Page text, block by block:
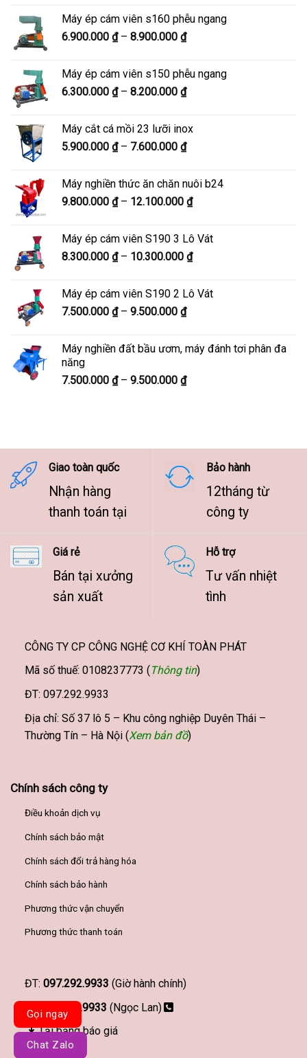
8.500.000 ₫
Máy ép cám viên s160 phễu ngang
6.900.000 ₫ – 8.900.000 ₫Khoảng
từ
6.900.000 ₫
đến
Máy ép cám viên s150 phễu ngang
6.300.000 ₫ – 8.200.000 ₫Khoảng
6.300.000 ₫
đến
Máy cắt cá mồi 23 lưỡi inox
5.900.000 ₫ – 7.600.000 ₫Khoảng
5.900.000 ₫
đến
Máy nghiền thức ăn chăn nuôi b24
9.800.000 ₫ – 12.100.000 ₫Khoảng
9.800.000 ₫
đến
Máy ép cám viên S190 3 Lô Vát
8.300.000 ₫ – 10.300.000 ₫Khoảng
8.300.000 ₫
Máy ép cám viên S190 2 Lô Vát
7.500.000 ₫ – 9.500.000 ₫Khoảng
7.500.000 ₫
9.500.000 ₫
Máy nghiền đất bầu ươm, máy đánh tơi phân đa
năng
7.500.000 ₫ – 9.500.000 ₫Khoảng
9.500.000 ₫
Giao toàn quốc
Nhận hàng
thanh toán tại
Bảo hành
12tháng từ
công ty
Giá rẻ
Bán tại xưởng
sản xuất
Hỗ trợ
Tư vấn nhiệt
tình
CÔNG TY CP CÔNG NGHỆ CƠ KHÍ TOÀN PHÁT
Mã số thuế: 0108237773 ( Thông tin)
ĐT: 097.292.9933
Địa chỉ: Số 37 lô 5 – Khu công nghiệp Duyên Thái –
Thường Tín – Hà Nội (Xem bản đồ)
Chính sách công ty
Điều khoản dịch vụ
Chính sách bảo mật
Chính sách đổi trả hàng hóa
Chính sách bảo hành
Phương thức vận chuyển
Phương thức thanh toán
ĐT: 097.292.9933 (Giờ hành chính)
097.292.9933 (Ngọc Lan)
Tải bảng báo giá
Gọi ngay
Chat Zalo